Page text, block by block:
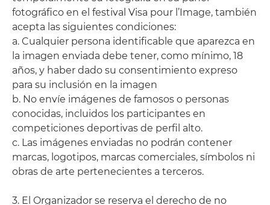
fotográfico en el festival Visa pour l’Image, también
acepta las siguientes condiciones:
a. Cualquier persona identificable que aparezca en
la imagen enviada debe tener, como mínimo, 18
años, y haber dado su consentimiento expreso
para su inclusión en la imagen
b. No envíe imágenes de famosos o personas
conocidas, incluidos los participantes en
competiciones deportivas de perfil alto.
c. Las imágenes enviadas no podrán contener
marcas, logotipos, marcas comerciales, símbolos ni
obras de arte pertenecientes a terceros.
3. El Organizador se reserva el derecho de no